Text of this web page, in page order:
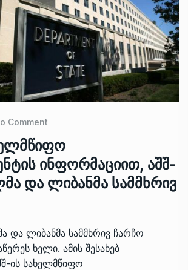
Comment
ინფორმაციით, აშშ-
და ლიბანმა სამმხრივ
და ლიბანმა სამმხრივ ჩარჩო
ხელი. ამის შესახებ
ის სახელმწიფო